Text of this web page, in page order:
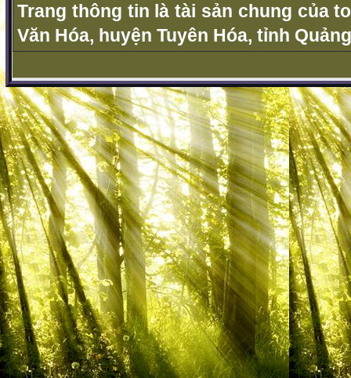
Trang thông tin là tài sản chung của
Văn Hóa, huyện Tuyên Hóa, tỉnh